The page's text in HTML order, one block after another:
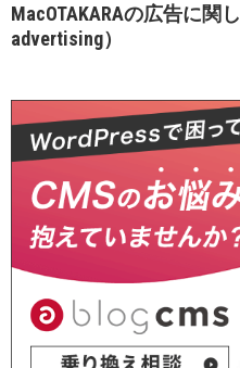
MacOTAKARAの広告に関
advertising）